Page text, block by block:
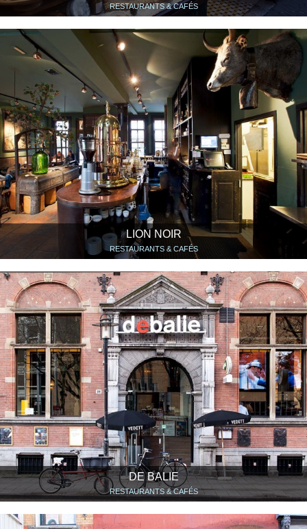
RESTAURANTS & CAFÉS
LION NOIR
RESTAURANTS & CAFÉS
DE BALIE
RESTAURANTS & CAFÉS